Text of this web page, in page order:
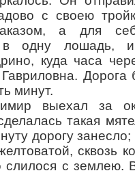
с своею
а для
в одну лошадь,
куда часа
минут.
выехал за
такая
дорогу занесло;
сквозь
слилося с землею.